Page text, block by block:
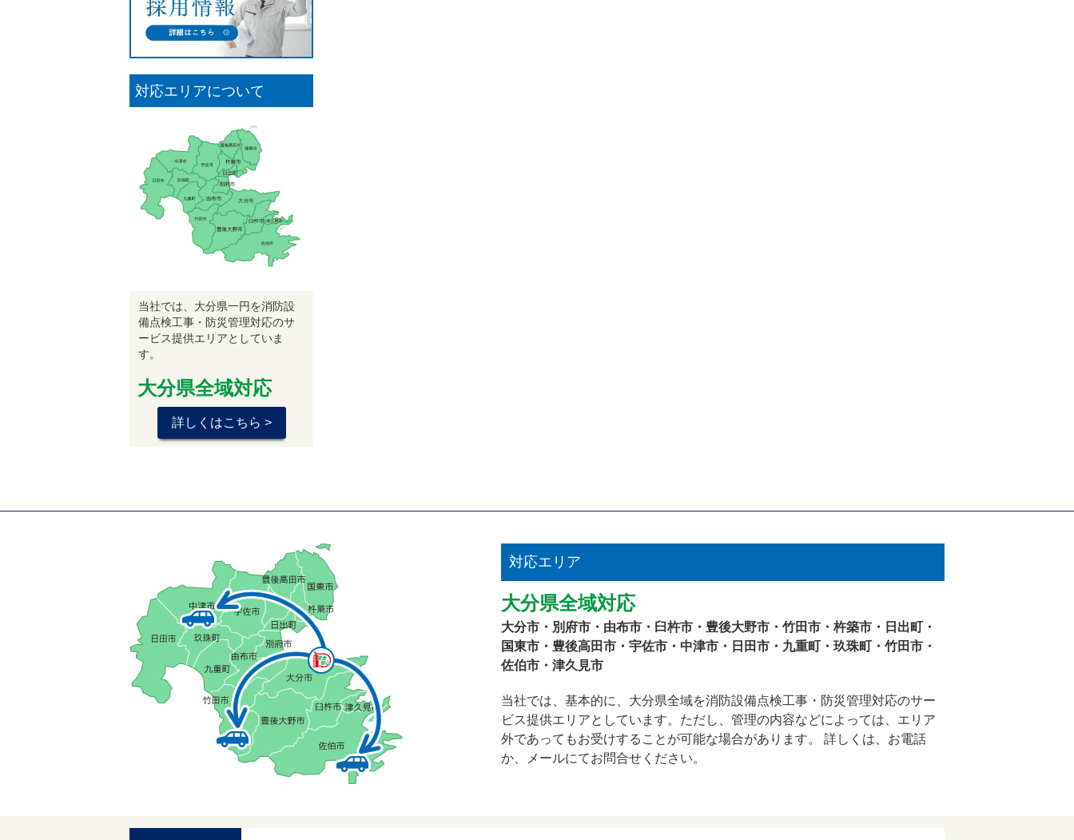
対応エリアについて
当社では、大分県一円を消防設
備点検工事・防災管理対応のサ
ービス提供エリアとしていま
す。
大分県全域対応
詳しくはこちら >
対応エリア
大分県全域対応
大分市・別府市・由布市・臼杵市・豊後大野市・竹田市・杵築市・日出町・
国東市・豊後高田市・宇佐市・中津市・日田市・九重町・玖珠町・竹田市・
佐伯市・津久見市
当社では、基本的に、大分県全域を消防設備点検工事・防災管理対応のサー
ビス提供エリアとしています。ただし、管理の内容などによっては、エリア
外であってもお受けすることが可能な場合があります。 詳しくは、お電話
か、メールにてお問合せください。